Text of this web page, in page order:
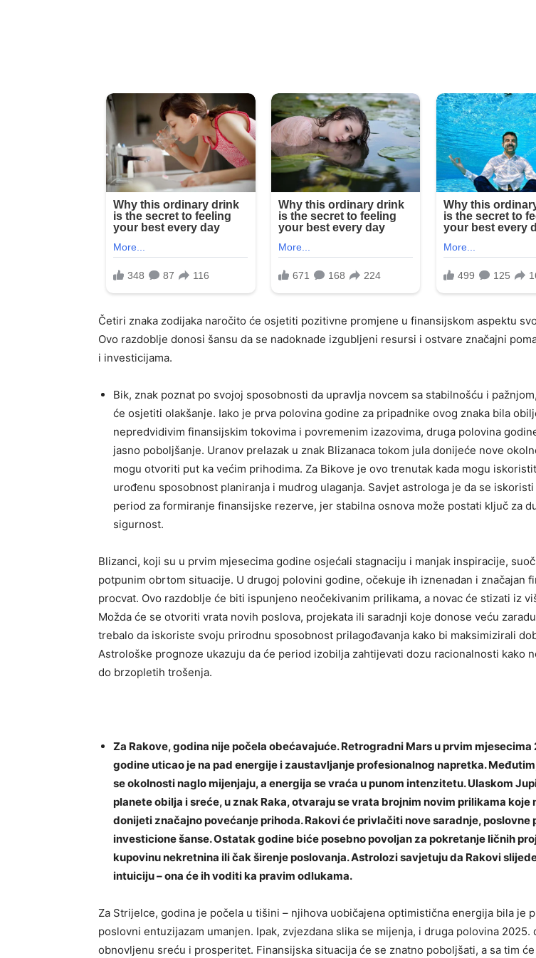
Četiri znaka zodijaka naročito će osjetiti pozitivne promjene u finansijskom aspektu
Ovo razdoblje donosi šansu da se nadoknade izgubljeni resursi i ostvare značajni
i investicijama.
Bik, znak poznat po svojoj sposobnosti da upravlja novcem sa stabilnošću i
će osjetiti olakšanje. Iako je prva polovina godine za pripadnike ovog znaka bila
nepredvidivim finansijskim tokovima i povremenim izazovima, druga polovina
jasno poboljšanje. Uranov prelazak u znak Blizanaca tokom jula donijeće nove
mogu otvoriti put ka većim prihodima. Za Bikove je ovo trenutak kada mogu
urođenu sposobnost planiranja i mudrog ulaganja. Savjet astrologa je da se
period za formiranje finansijske rezerve, jer stabilna osnova može postati ključ za
sigurnost.
Blizanci, koji su u prvim mjesecima godine osjećali stagnaciju i manjak inspiracije,
potpunim obrtom situacije. U drugoj polovini godine, očekuje ih iznenadan i značajan
procvat. Ovo razdoblje će biti ispunjeno neočekivanim prilikama, a novac će stizati iz
Možda će se otvoriti vrata novih poslova, projekata ili saradnji koje donose veću
trebalo da iskoriste svoju prirodnu sposobnost prilagođavanja kako bi maksimizirali
Astrološke prognoze ukazuju da će period izobilja zahtijevati dozu racionalnosti kako
do brzopletih trošenja.
Za Rakove, godina nije počela obećavajuće. Retrogradni Mars u prvim mjesecima
godine uticao je na pad energije i zaustavljanje profesionalnog napretka.
se okolnosti naglo mijenjaju, a energija se vraća u punom intenzitetu. Ulaskom
planete obilja i sreće, u znak Raka, otvaraju se vrata brojnim novim prilikama koje
donijeti značajno povećanje prihoda. Rakovi će privlačiti nove saradnje, poslovne
investicione šanse. Ostatak godine biće posebno povoljan za pokretanje ličnih
kupovinu nekretnina ili čak širenje poslovanja. Astrolozi savjetuju da Rakovi
intuiciju – ona će ih voditi ka pravim odlukama.
Za Strijelce, godina je počela u tišini – njihova uobičajena optimistična energija bila je
poslovni entuzijazam umanjen. Ipak, zvjezdana slika se mijenja, i druga polovina 2025.
obnovljenu sreću i prosperitet. Finansijska situacija će se znatno poboljšati, a sa tim